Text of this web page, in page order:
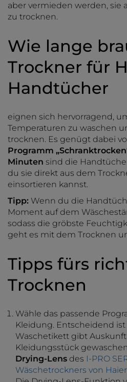
aber vermieden werden, sie
zu trocknen.
Wie lange
Trockner für
Handtücher
eignen sich hervorragend,
Temperaturen zu waschen
trocknen. Es genügt dabei
Programm
Minuten sind die
du sie direkt aus dem
einsortieren kannst.
Tipp: Wenn du die
Moment auf dem
sodass die gröbste
geht es mit dem Trocknen
Tipps fürs
Trocknen
Wähle das passende
Kleidung. Entscheidend ist
Waschetikett gibt
Kleidungsstück
Drying-Lens des I-PRO
Wäschetrockners von Haier